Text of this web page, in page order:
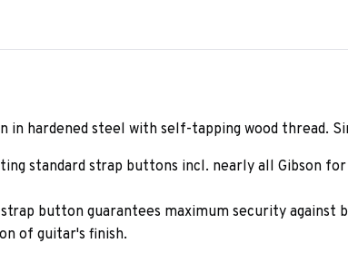
hardened steel with self-tapping wood thread.
standard strap buttons incl. nearly all Gibson
button guarantees maximum security against
of guitar's finish.